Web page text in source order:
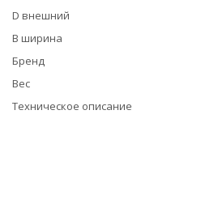
D внешний
B ширина
Бренд
Вес
Техническое описание